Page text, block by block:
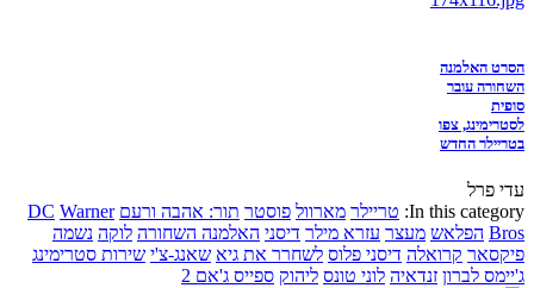
הסרט האלמנה
השחורה עובר
סופית
לסטרימינג, צפו
בטריילר החדש
עדי פרל
In this category: טריילר מארוול פוסטר תור: אהבה ורעם DC Warner
Bros הפלאש מעצר עזרא מילר דיסני האלמנה השחורה לוקה נשמה
פיקסאר קרואלה דיסני פלוס לשחרר את גיא שאנג-צ'י שירות סטרימינג
ג'יימס לברון זנדאיה לוני טונס ליהוק ספייס ג'אם 2